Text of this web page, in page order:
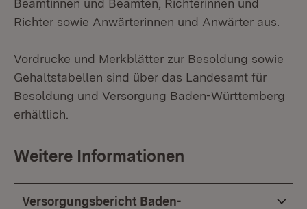
Beamtinnen und Beamten, Richterinnen und
Richter sowie Anwärterinnen und Anwärter aus.
Vordrucke und Merkblätter zur Besoldung sowie
Gehaltstabellen sind über das Landesamt für
Besoldung und Versorgung Baden-Württemberg
erhältlich.
Weitere Informationen
Versorgungsbericht Baden-